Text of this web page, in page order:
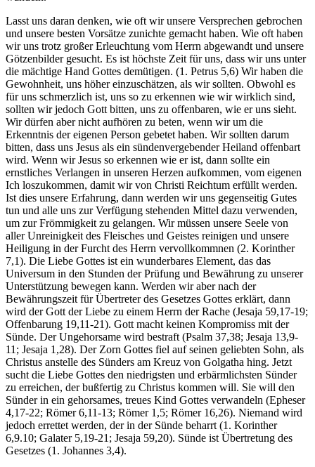
Lasst uns daran denken, wie oft wir unsere Versprechen gebrochen
und unsere besten Vorsätze zunichte gemacht haben. Wie oft haben
wir uns trotz großer Erleuchtung vom Herrn abgewandt und unsere
Götzenbilder gesucht. Es ist höchste Zeit für uns, dass wir uns unter
die mächtige Hand Gottes demütigen. (1. Petrus 5,6) Wir haben die
Gewohnheit, uns höher einzuschätzen, als wir sollten. Obwohl es
für uns schmerzlich ist, uns so zu erkennen wie wir wirklich sind,
sollten wir jedoch Gott bitten, uns zu offenbaren, wie er uns sieht.
Wir dürfen aber nicht aufhören zu beten, wenn wir um die
Erkenntnis der eigenen Person gebetet haben. Wir sollten darum
bitten, dass uns Jesus als ein sündenvergebender Heiland offenbart
wird. Wenn wir Jesus so erkennen wie er ist, dann sollte ein
ernstliches Verlangen in unseren Herzen aufkommen, vom eigenen
Ich loszukommen, damit wir von Christi Reichtum erfüllt werden.
Ist dies unsere Erfahrung, dann werden wir uns gegenseitig Gutes
tun und alle uns zur Verfügung stehenden Mittel dazu verwenden,
um zur Frömmigkeit zu gelangen. Wir müssen unsere Seele von
aller Unreinigkeit des Fleisches und Geistes reinigen und unsere
Heiligung in der Furcht des Herrn vervollkommnen (2. Korinther
7,1). Die Liebe Gottes ist ein wunderbares Element, das das
Universum in den Stunden der Prüfung und Bewährung zu unserer
Unterstützung bewegen kann. Werden wir aber nach der
Bewährungszeit für Übertreter des Gesetzes Gottes erklärt, dann
wird der Gott der Liebe zu einem Herrn der Rache (Jesaja 59,17-19;
Offenbarung 19,11-21). Gott macht keinen Kompromiss mit der
Sünde. Der Ungehorsame wird bestraft (Psalm 37,38; Jesaja 13,9-
11; Jesaja 1,28). Der Zorn Gottes fiel auf seinen geliebten Sohn, als
Christus anstelle des Sünders am Kreuz von Golgatha hing. Jetzt
sucht die Liebe Gottes den niedrigsten und erbärmlichsten Sünder
zu erreichen, der bußfertig zu Christus kommen will. Sie will den
Sünder in ein gehorsames, treues Kind Gottes verwandeln (Epheser
4,17-22; Römer 6,11-13; Römer 1,5; Römer 16,26). Niemand wird
jedoch errettet werden, der in der Sünde beharrt (1. Korinther
6,9.10; Galater 5,19-21; Jesaja 59,20). Sünde ist Übertretung des
Gesetzes (1. Johannes 3,4).